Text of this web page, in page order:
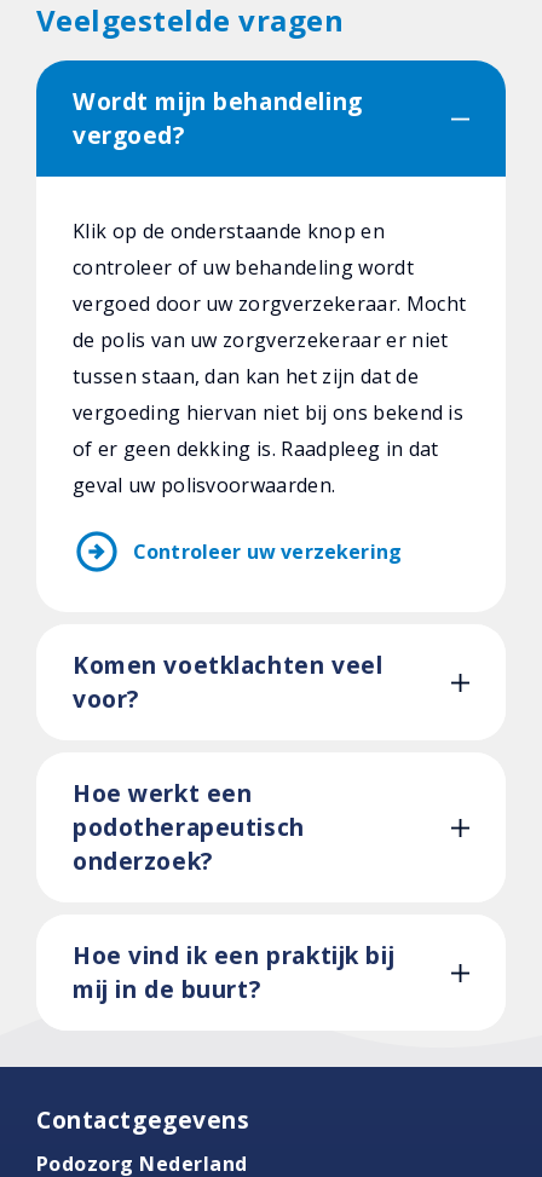
Veelgestelde vragen
Wordt mijn behandeling
vergoed?
Klik op de onderstaande knop en
controleer of uw behandeling wordt
vergoed door uw zorgverzekeraar. Mocht
de polis van uw zorgverzekeraar er niet
tussen staan, dan kan het zijn dat de
vergoeding hiervan niet bij ons bekend is
of er geen dekking is. Raadpleeg in dat
geval uw polisvoorwaarden.
arrow_circle_right Controleer uw verzekering
Komen voetklachten veel
voor?
Hoe werkt een
podotherapeutisch
onderzoek?
Hoe vind ik een praktijk bij
mij in de buurt?
Contactgegevens
Podozorg Nederland